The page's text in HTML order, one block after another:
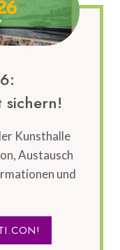
sichern!
Kunsthalle
Austausch
und